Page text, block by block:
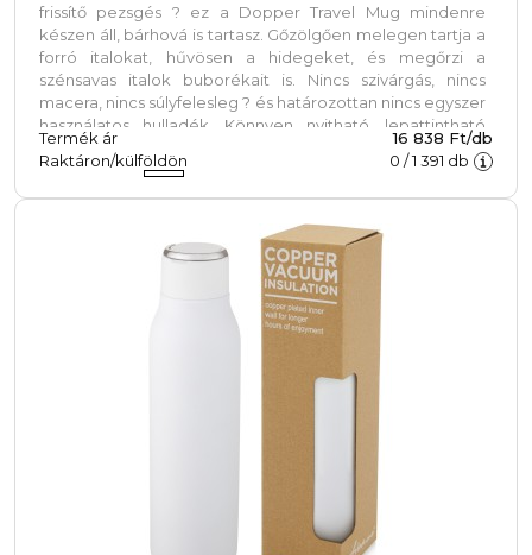
frissítő pezsgés ? ez a Dopper Travel Mug mindenre
készen áll, bárhová is tartasz. Gőzölgően melegen tartja a
forró italokat, hűvösen a hidegeket, és megőrzi a
szénsavas italok buborékait is. Nincs szivárgás, nincs
macera, nincs súlyfelesleg ? és határozottan nincs egyszer
használatos hulladék. Könnyen nyitható, lepattintható
kupakkal rendelkezik; az italokat akár 6 órán át melegen,
20 órán át pedig hidegen tartja. Duplafalú, 90%-ban
nélkül nélkül) 65 °C-ig mosható. Kávé vagy tea használata
esetén elszíneződés vagy szagmaradvány előfordulhat.
Forró folyadékok esetén fokozott óvatossággal használja!
Termék ár
16 838 Ft/db
Raktáron/külföldön
0 /1 391 db